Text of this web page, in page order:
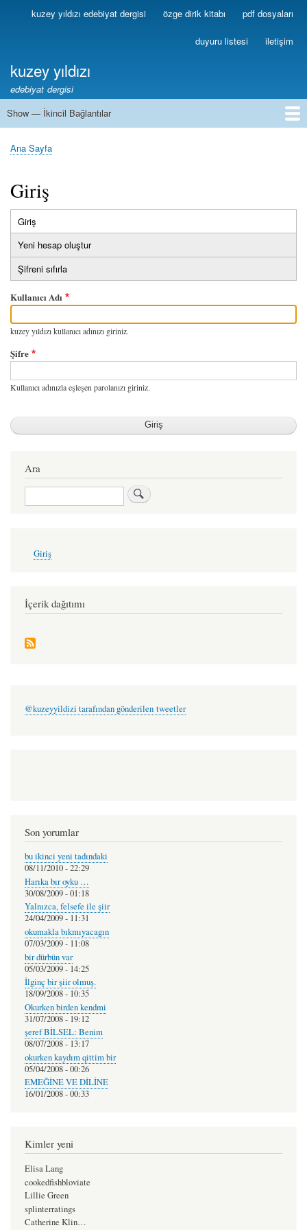
Ana
içeriğe
Birincilkuzey yıldızı edebiyat dergisi özge dirik kitabı pdf dosyaları
duyuru listesi iletişim
kuzey yıldızı
edebiyat dergisi
İkincil
Show — İkincil Bağlantılar
1
2
3
4
5
6
7
8
9
10
11
12
13
Sayfa
Ana Sayfa
Giriş
Birincil
sekmeler
Giriş
sekme)
Yeni hesap oluştur
Şifreni sıfırla
Kullanıcı Adı
kuzey yıldızı kullanıcı adınızı giriniz.
Şifre
Kullanıcı adınızla eşleşen parolanızı giriniz.
Ara
Ara
account
Giriş
İçerik dağıtımı
@kuzeyyildizi tarafından gönderilen tweetler
Son yorumlar
bu ikinci yeni tadındaki
08/11/2010 - 22:29
Harıka bır oyku …
30/08/2009 - 01:18
Yalnızca, felsefe ile şiir
24/04/2009 - 11:31
okumakla bıkmıyacagın
07/03/2009 - 11:08
bir dürbün var
05/03/2009 - 14:25
İlginç bir şiir olmuş.
18/09/2008 - 10:35
Okurken birden kendmi
31/07/2008 - 19:12
şeref BİLSEL: Benim
08/07/2008 - 13:17
okurken kaydım qittim bir
05/04/2008 - 00:26
EMEĞİNE VE DİLİNE
16/01/2008 - 00:33
Kimler yeni
Elisa Lang
cookedfishbloviate
Lillie Green
splinterratings
Catherine Klin…